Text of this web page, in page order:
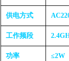
供电方式
工作频段
功率 ≤2W